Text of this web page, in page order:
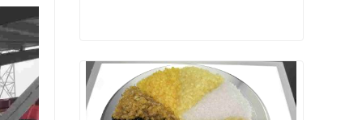
2-إيميدازوليدون
اتصل الآن